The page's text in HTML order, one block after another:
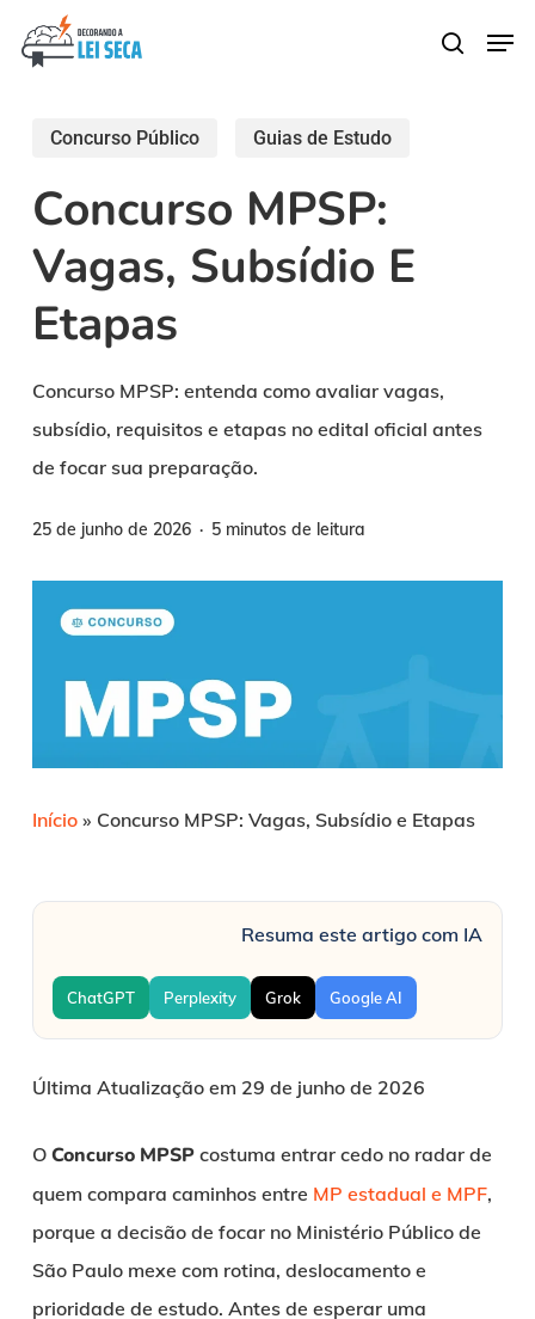
content
search
Concurso Público Guias de Estudo
Concurso MPSP:
Vagas, Subsídio E
Etapas
Concurso MPSP: entenda como avaliar vagas,
subsídio, requisitos e etapas no edital oficial antes
de focar sua preparação.
25 de junho de 2026 5 minutos de leitura
Início» Concurso MPSP: Vagas, Subsídio e Etapas
Resuma este artigo com IA
ChatGPT Perplexity Grok Google AI
Última Atualização em 29 de junho de 2026
O Concurso MPSPcostuma entrar cedo no radar de
quem compara caminhos entre MP estadual e MPF,
porque a decisão de focar no Ministério Público de
São Paulo mexe com rotina, deslocamento e
prioridade de estudo. Antes de esperar uma